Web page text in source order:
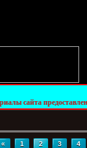
только в
« 1 2 3 4